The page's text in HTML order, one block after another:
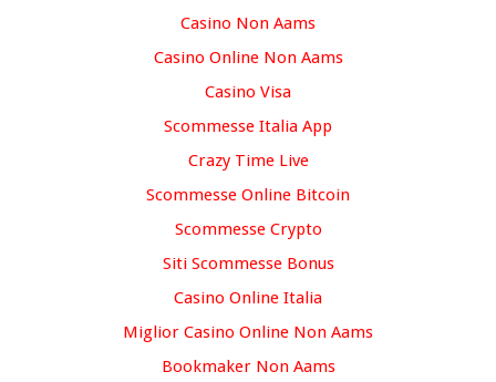
Casino Non Aams
Casino Online Non Aams
Casino Visa
Scommesse Italia App
Crazy Time Live
Scommesse Online Bitcoin
Scommesse Crypto
Siti Scommesse Bonus
Casino Online Italia
Miglior Casino Online Non Aams
Bookmaker Non Aams